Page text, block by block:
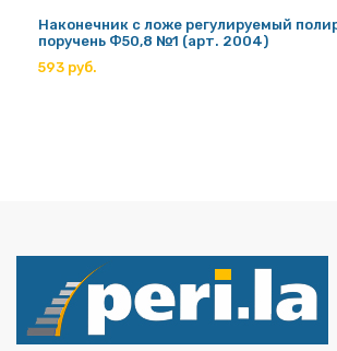
Наконечник с ложе регулируемый
поручень Ф50,8 №1 (арт. 2004)
593 руб.